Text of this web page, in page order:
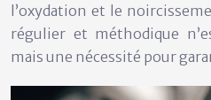
l’oxydation et le
régulier et méthodique
mais une nécessité pour